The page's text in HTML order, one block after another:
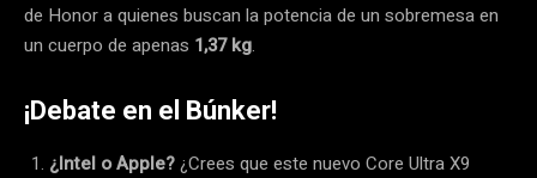
de Honor a quienes buscan la potencia de un sobremesa en
un cuerpo de apenas 1,37 kg.
¡Debate en el Búnker!
¿Intel o Apple?¿Crees que este nuevo Core Ultra X9